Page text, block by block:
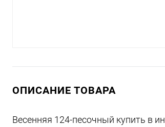
ОПИСАНИЕ ТОВАРА
Весенняя 124-песочный купить в